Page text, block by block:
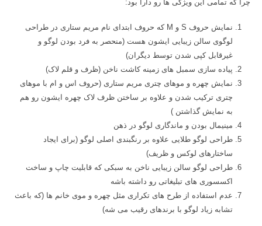
چرا که تمامی این ویژگی ها رو دارا بود:
نمایش حروف S و M که حروف ابتدای نام مریم ستاری در طراحی
لوگوی سالن زیبایی ایشون هست (منحصر به فرد بودن لوگو و
غیرقابل کپی شدن توسط دیگران)
پیاده سازی سمبل های زمینه کاشت ناخن (ظرف و قلم لاک)
نمایش چهره و موهای چتری مریم ستاری (حروف اس و ام با موهای
چتری ترکیب شدن و علاوه بر ساختن ظرف لاک چهره ایشون رو هم
به نمایش گذاشتن )
مینیمال بودن و ماندگاری لوگو در ذهن
طراحی لوگو طلایی علاوه بر رنگبندی اصلی لوگو (برای ایجاد
ساختارهای لوکس و ظریف)
طراحی لوگو سالن زیبایی ناخن به سبکی که قابلیت چاپ و ساخت
اکسسوری های تبلیغاتی رو داشته باشه
عدم استفاده از طرح های تکراری مثل چهره و موی خانم ها (که باعث
تشابه زیاد لوگو با برندهای رقیب می شه)